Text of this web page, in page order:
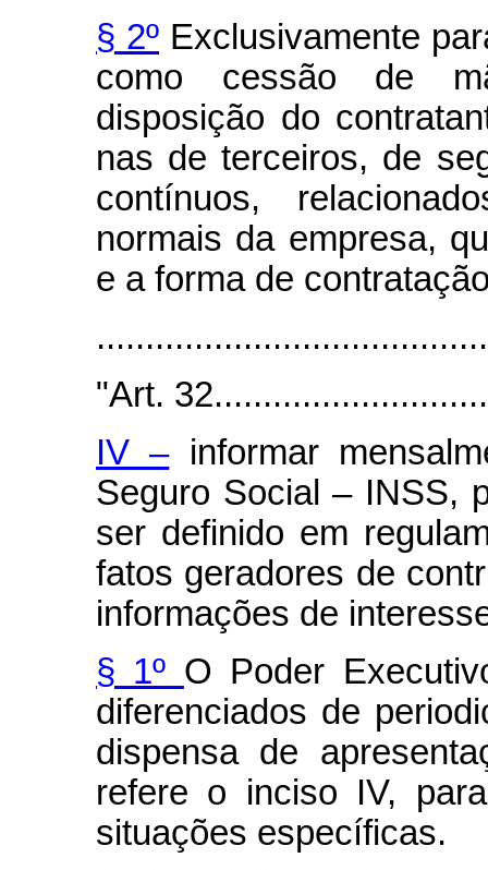
§ 2º Exclusivamente
como cessão de
disposição do
nas de terceiros, de
contínuos,
normais da empresa,
e a forma de
"Art.
IV –informar
Seguro Social – INSS,
ser definido em
fatos geradores de
informações de
§ 1º O Poder
diferenciados de
dispensa de
refere o inciso IV,
situações específicas.